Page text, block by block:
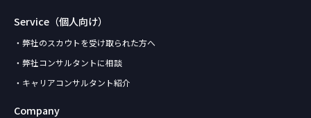
Service（個人向け）
・弊社のスカウトを受け取られた方へ
・弊社コンサルタントに相談
・キャリアコンサルタント紹介
Company